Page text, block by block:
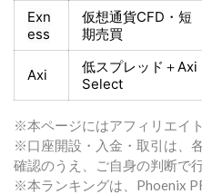
Exn
ess
仮想通貨CFD・短
期売買
Axi 低スプレッド＋Axi
Select
※本ページにはアフィリエイ
※口座開設・入金・取引は、
確認のうえ、ご自身の判断で
※本ランキングは、Phoenix